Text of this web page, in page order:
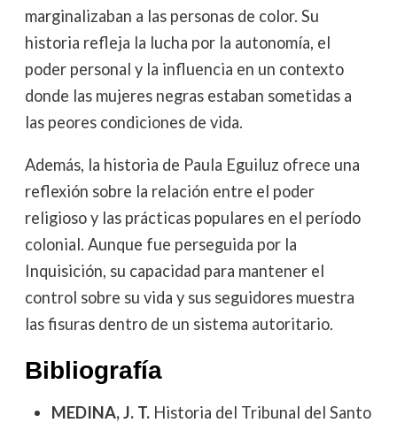
marginalizaban a las personas de color. Su
historia refleja la lucha por la autonomía, el
poder personal y la influencia en un contexto
donde las mujeres negras estaban sometidas a
las peores condiciones de vida.
Además, la historia de Paula Eguiluz ofrece una
reflexión sobre la relación entre el poder
religioso y las prácticas populares en el período
colonial. Aunque fue perseguida por la
Inquisición, su capacidad para mantener el
control sobre su vida y sus seguidores muestra
las fisuras dentro de un sistema autoritario.
Bibliografía
MEDINA, J. T.Historia del Tribunal del Santo